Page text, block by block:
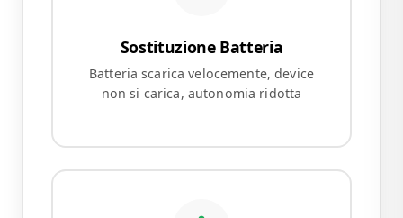
Sostituzione Batteria
Batteria scarica velocemente, device
non si carica, autonomia ridotta